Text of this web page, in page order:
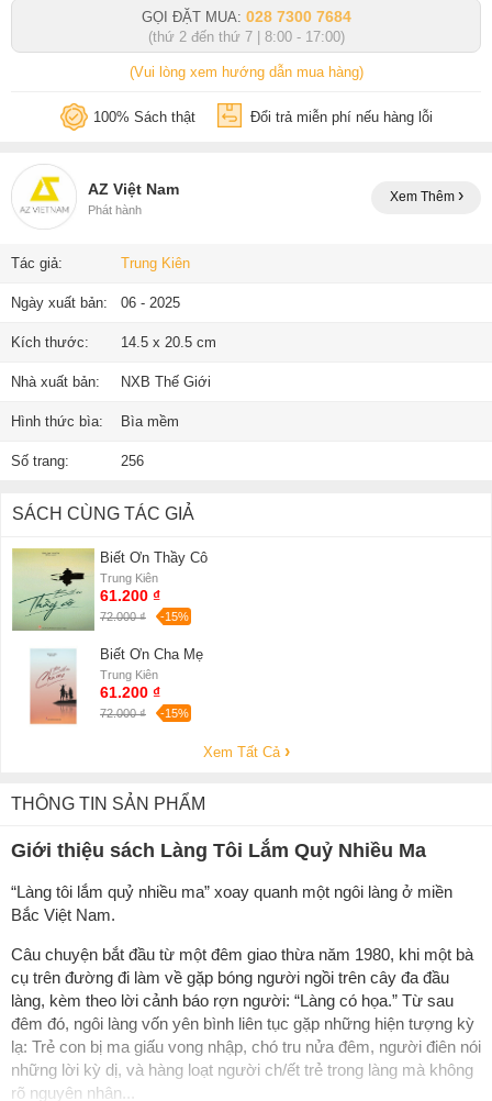
GỌI ĐẶT MUA: 028 7300 7684
(thứ 2 đến thứ 7 | 8:00 - 17:00)
(Vui lòng xem hướng dẫn mua hàng)
100% Sách thật Đổi trả miễn phí nếu hàng lỗi
AZ Việt Nam
Phát hành
Xem Thêm
Tác giả: Trung Kiên
Ngày xuất bản: 06 - 2025
Kích thước: 14.5 x 20.5 cm
Nhà xuất bản: NXB Thế Giới
Hình thức bìa: Bìa mềm
Số trang: 256
SÁCH CÙNG TÁC GIẢ
Biết Ơn Thầy Cô
Trung Kiên
61.200 ₫
72.000 ₫ -15%
Biết Ơn Cha Mẹ
Trung Kiên
61.200 ₫
72.000 ₫ -15%
Xem Tất Cả
THÔNG TIN SẢN PHẨM
Giới thiệu sách Làng Tôi Lắm Quỷ Nhiều Ma
“Làng tôi lắm quỷ nhiều ma” xoay quanh một ngôi làng ở miền
Bắc Việt Nam.
Câu chuyện bắt đầu từ một đêm giao thừa năm 1980, khi một bà
cụ trên đường đi làm về gặp bóng người ngồi trên cây đa đầu
làng, kèm theo lời cảnh báo rợn người: “Làng có họa.” Từ sau
đêm đó, ngôi làng vốn yên bình liên tục gặp những hiện tượng kỳ
lạ: Trẻ con bị ma giấu vong nhập, chó tru nửa đêm, người điên nói
những lời kỳ dị, và hàng loạt người ch/ết trẻ trong làng mà không
rõ nguyên nhân...